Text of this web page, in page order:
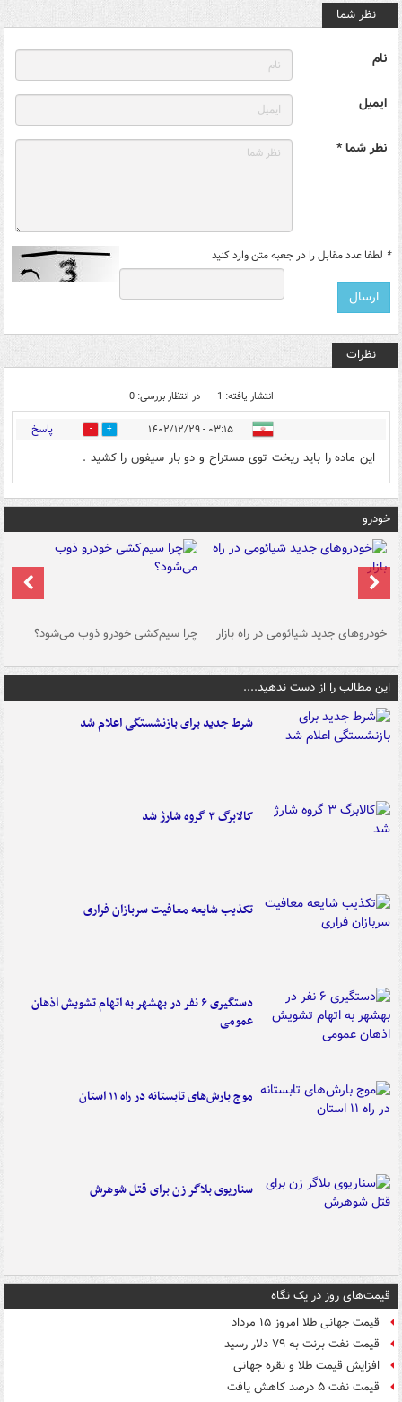
نظر شما
نام
ایمیل
نظر شما *
* لطفا عدد مقابل را در جعبه متن وارد کنید
نظرات
انتشار یافته: 1 در انتظار بررسی: 0
۰۳:۱۵ - ۱۴۰۲/۱۲/۲۹ 0 پاسخ
این ماده را باید ریخت توی مستراح و دو بار سیفون را کشید .
خودرو
خودروهای جدید شیائومی در راه بازار چرا سیم‌کشی خودرو ذوب می‌شود؟
این مطالب را از دست ندهید....
شرط جدید برای بازنشستگی اعلام شد
کالابرگ ۳ گروه شارژ شد
تکذیب شایعه معافیت سربازان فراری
دستگیری ۶ نفر در بهشهر به اتهام تشویش اذهان
عمومی
موج بارش‌های تابستانه در راه ۱۱ استان
سناریوی بلاگر زن برای قتل شوهرش
قیمت‌های روز در یک نگاه
قیمت جهانی طلا امروز ۱۵ مرداد
قیمت نفت برنت به ۷۹ دلار رسید
افزایش قیمت طلا و نقره جهانی
قیمت نفت ۵ درصد کاهش یافت